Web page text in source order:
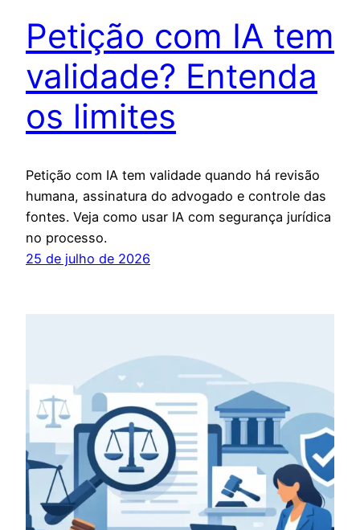
Petição com IA tem
validade? Entenda
os limites
Petição com IA tem validade quando há revisão
humana, assinatura do advogado e controle das
fontes. Veja como usar IA com segurança jurídica
no processo.
25 de julho de 2026